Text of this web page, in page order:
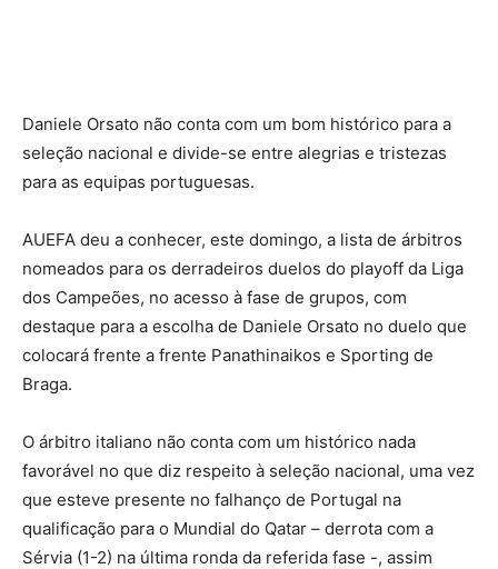
Daniele Orsato não conta com um bom histórico para a
seleção nacional e divide-se entre alegrias e tristezas
para as equipas portuguesas.
AUEFA deu a conhecer, este domingo, a lista de árbitros
nomeados para os derradeiros duelos do playoff da Liga
dos Campeões, no acesso à fase de grupos, com
destaque para a escolha de Daniele Orsato no duelo que
colocará frente a frente Panathinaikos e Sporting de
Braga.
O árbitro italiano não conta com um histórico nada
favorável no que diz respeito à seleção nacional, uma vez
que esteve presente no falhanço de Portugal na
qualificação para o Mundial do Qatar – derrota com a
Sérvia (1-2) na última ronda da referida fase -, assim